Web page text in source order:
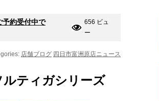
約受付中で
656 ビュ
ー
店舗ブログ 四日市富洲原店ニュース
ティガシリーズ